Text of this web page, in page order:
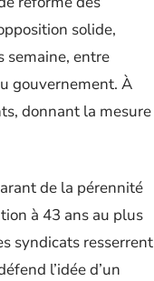
solide,
semaine, entre
gouvernement. À
donnant la mesure
de la pérennité
à 43 ans au plus
syndicats resserrent
l’idée d’un